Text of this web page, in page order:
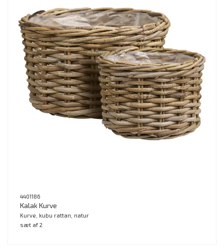
4401186
Kalak Kurve
Kurve, kubu rattan, natur
sæt af 2